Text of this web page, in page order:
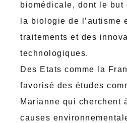
biomédicale, dont le but
la biologie de l’autisme
traitements et des
technologiques.
Des Etats comme la
favorisé des études
Marianne qui cherchent
causes